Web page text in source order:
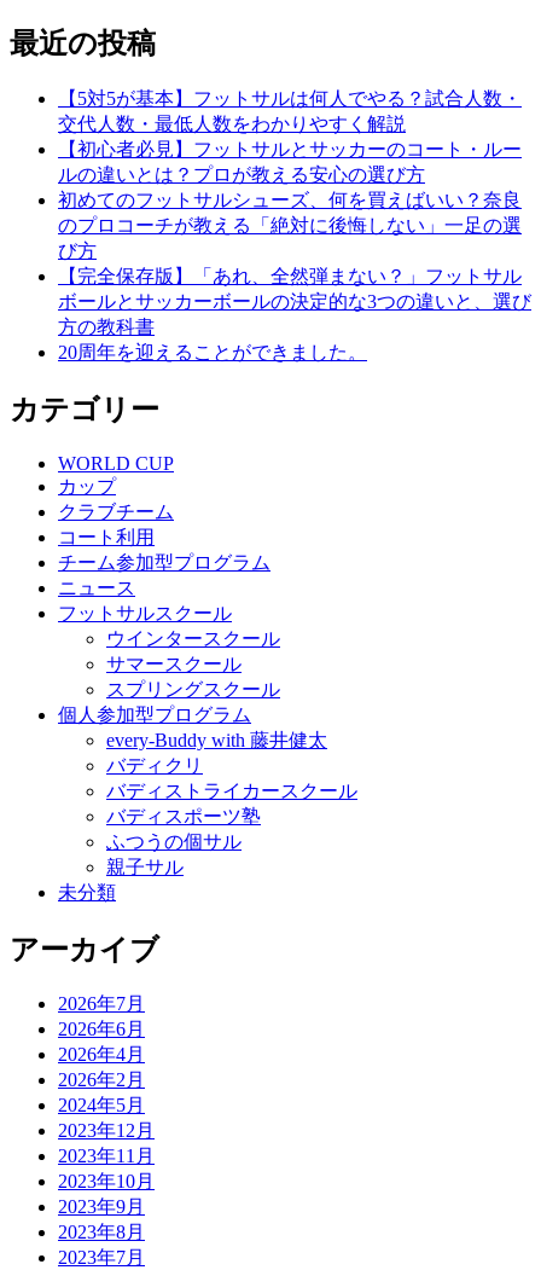
最近の投稿
【5対5が基本】フットサルは何人でやる？試合人数・
交代人数・最低人数をわかりやすく解説
【初心者必見】フットサルとサッカーのコート・ルー
ルの違いとは？プロが教える安心の選び方
初めてのフットサルシューズ、何を買えばいい？奈良
のプロコーチが教える「絶対に後悔しない」一足の選
び方
【完全保存版】「あれ、全然弾まない？」フットサル
ボールとサッカーボールの決定的な3つの違いと、選び
方の教科書
20周年を迎えることができました。
カテゴリー
WORLD CUP
カップ
クラブチーム
コート利用
チーム参加型プログラム
ニュース
フットサルスクール
ウインタースクール
サマースクール
スプリングスクール
個人参加型プログラム
every-Buddy with 藤井健太
バディクリ
バディストライカースクール
バディスポーツ塾
ふつうの個サル
親子サル
未分類
アーカイブ
2026年7月
2026年6月
2026年4月
2026年2月
2024年5月
2023年12月
2023年11月
2023年10月
2023年9月
2023年8月
2023年7月